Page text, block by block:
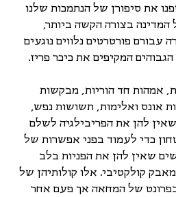
את סיפורן של הנתמכות שלנו
המדינה בצורה הקשה ביותר,
עבורם פורטרטים נלווים נוגעים
המקיפים את כיכר פריז.
אמהות חד הוריות, מבקשות
אונס ואלימות, תשושות נפש,
שאין להן את הפריבילגיה לשלם
כדי לעמוד בפני אפשרות של
שאין להן את הפניות בלב
קולקטיבי. אלו קולותיהן של
בפרונט של המחאה אך פעם אחר